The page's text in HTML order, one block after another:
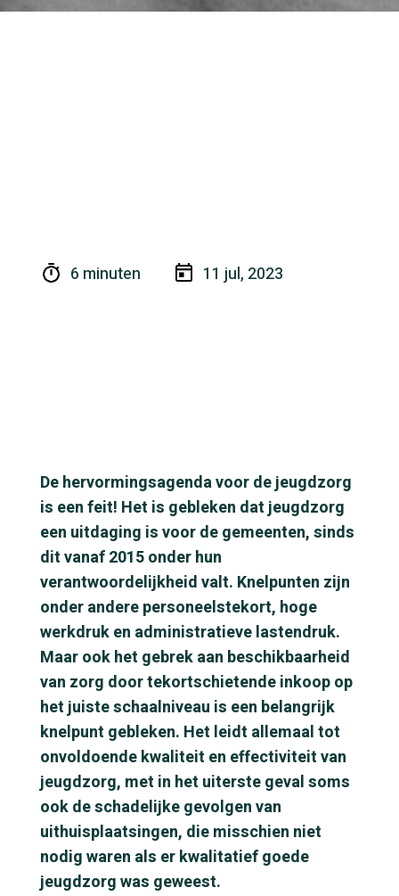
6 minuten 11 jul, 2023
De hervormingsagenda voor de jeugdzorg
is een feit! Het is gebleken dat jeugdzorg
een uitdaging is voor de gemeenten, sinds
dit vanaf 2015 onder hun
verantwoordelijkheid valt. Knelpunten zijn
onder andere personeelstekort, hoge
werkdruk en administratieve lastendruk.
Maar ook het gebrek aan beschikbaarheid
van zorg door tekortschietende inkoop op
het juiste schaalniveau is een belangrijk
knelpunt gebleken. Het leidt allemaal tot
onvoldoende kwaliteit en effectiviteit van
jeugdzorg, met in het uiterste geval soms
ook de schadelijke gevolgen van
uithuisplaatsingen, die misschien niet
nodig waren als er kwalitatief goede
jeugdzorg was geweest.